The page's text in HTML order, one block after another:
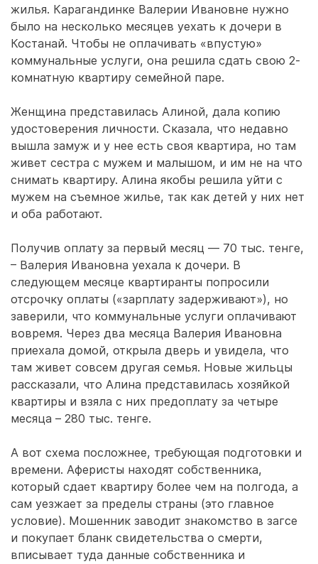
жилья. Карагандинке Валерии Ивановне нужно
было на несколько месяцев уехать к дочери в
Костанай. Чтобы не оплачивать «впустую»
коммунальные услуги, она решила сдать свою 2-
комнатную квартиру семейной паре.
Женщина представилась Алиной, дала копию
удостоверения личности. Сказала, что недавно
вышла замуж и у нее есть своя квартира, но там
живет сестра с мужем и малышом, и им не на что
снимать квартиру. Алина якобы решила уйти с
мужем на съемное жилье, так как детей у них нет
и оба работают.
Получив оплату за первый месяц — 70 тыс. тенге,
– Валерия Ивановна уехала к дочери. В
следующем месяце квартиранты попросили
отсрочку оплаты («зарплату задерживают»), но
заверили, что коммунальные услуги оплачивают
вовремя. Через два месяца Валерия Ивановна
приехала домой, открыла дверь и увидела, что
там живет совсем другая семья. Новые жильцы
рассказали, что Алина представилась хозяйкой
квартиры и взяла с них предоплату за четыре
месяца – 280 тыс. тенге.
А вот схема посложнее, требующая подготовки и
времени. Аферисты находят собственника,
который сдает квартиру более чем на полгода, а
сам уезжает за пределы страны (это главное
условие). Мошенник заводит знакомство в загсе
и покупает бланк свидетельства о смерти,
вписывает туда данные собственника и